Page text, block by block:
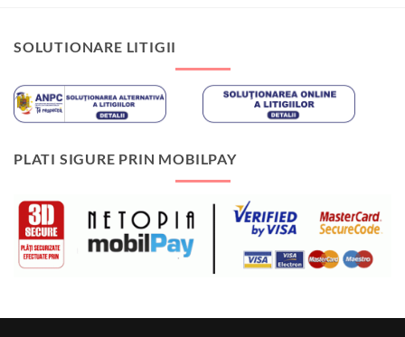
SOLUTIONARE LITIGII
PLATI SIGURE PRIN MOBILPAY